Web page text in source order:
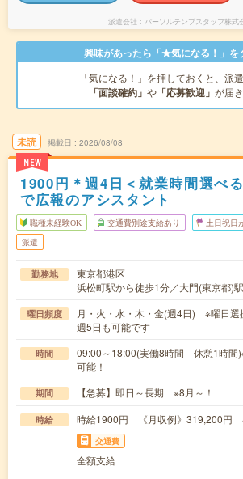
派遣会社 パーソルテンプスタッフ株式
興味があったら「★気になる！」を
「気になる！」を押しておくと、派
「面談確約」 や 「応募歓迎」 が届
未読
NEW
掲載日 2026/08/08
1900円＊週4日＜就業時間選べ
で広報のアシスタント
職種未経験OK 交通費別途支給あり 土日祝日
派遣
勤務地
東京都港区
浜松町駅から徒歩1分／大門(東京都)
曜日頻度
月・火・水・木・金(週4日) ※曜日選
週5日も可能です
時間
09:00～18:00(実働8時間 休憩1時間
可能！
期間 【急募】即日～長期 ※8月～！
時給 時給1900円 《月収例》319,200円
交通費
全額支給